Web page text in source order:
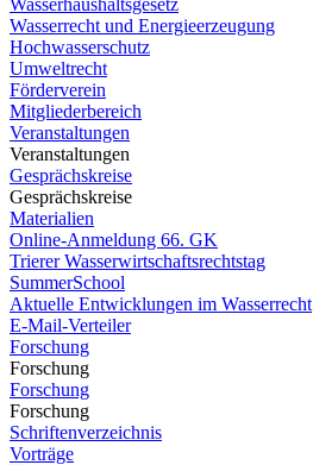
Wasserhaushaltsgesetz
Wasserrecht und Energieerzeugung
Hochwasserschutz
Umweltrecht
Förderverein
Mitgliederbereich
Veranstaltungen
Veranstaltungen
Gesprächskreise
Gesprächskreise
Materialien
Online-Anmeldung 66. GK
Trierer Wasserwirtschaftsrechtstag
SummerSchool
Aktuelle Entwicklungen im Wasserrecht
E-Mail-Verteiler
Forschung
Forschung
Forschung
Forschung
Schriftenverzeichnis
Vorträge